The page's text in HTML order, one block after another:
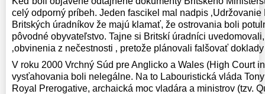
celý odporný príbeh. Jeden fascikel mal nadpis ‚Udržovanie
Britských úradníkov že majú klamať, že ostrovania boli
pôvodné obyvateľstvo. Tajne si Britskí úradníci
‚obvinenia z nečestnosti ‚ pretože plánovali falšovať
V roku 2000 Vrchný Súd pre Anglicko a Wales (High Court
vysťahovania boli nelegálne. Na to Labouristická vláda
Royal Prerogative, archaická moc vladára a ministrov (tzv.